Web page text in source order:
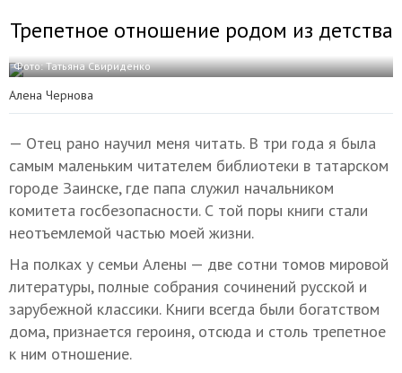
Трепетное отношение родом из детства
Фото: Татьяна Свириденко
Алена Чернова
— Отец рано научил меня читать. В три года я была
самым маленьким читателем библиотеки в татарском
городе Заинске, где папа служил начальником
комитета госбезопасности. С той поры книги стали
неотъемлемой частью моей жизни.
На полках у семьи Алены — две сотни томов мировой
литературы, полные собрания сочинений русской и
зарубежной классики. Книги всегда были богатством
дома, признается героиня, отсюда и столь трепетное
к ним отношение.